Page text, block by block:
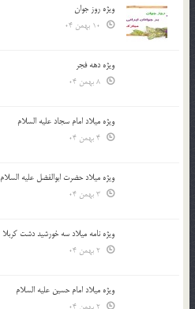
ویژه روز جوان
ویژه دهه فجر
ویژه میلاد امام سجاد علیه السلام
ویژه میلاد حضرت ابوالفضل علیه السلام
ویژه نامه میلاد سه خورشید دشت کربلا
ویژه میلاد امام حسین علیه السلام